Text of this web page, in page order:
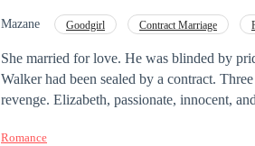
Mazane Goodgirl Contract Marriage
She married for love. He was blinded by
Walker had been sealed by a contract.
revenge. Elizabeth, passionate, innocent,
Elizabeth crumble upon discovering the
Romance